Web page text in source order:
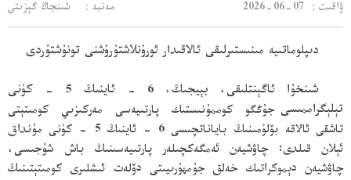
2026-06-07 ：ۋاقىت مەنبە： شىنجاڭ گېزىتى
دىپلوماتىيە مىنىستىرلىقى ئالاقىدار ئورۇنلاشتۇرۇشنى تونۇشتۇردى
شىنخۇا ئاگېنتلىقى، بېيجىڭ، 6 - ئاينىڭ 5 - كۈنى
تېلېگراممىسى جۇڭگو كوممۇنىستىك پارتىيەسى مەركىزىي كومىتېتى
تاشقى ئالاقە بۆلۈمىنىڭ باياناتچىسى 6 - ئاينىڭ 5 - كۈنى مۇنداق
ئېلان قىلدى: چاۋشيەن ئەمگەكچىلەر پارتىيەسىنىڭ باش شۇجىسى،
چاۋشيەن دېموكراتىك خەلق جۇمھۇرىيىتى دۆلەت ئىشلىرى كومىتېتىنىڭ